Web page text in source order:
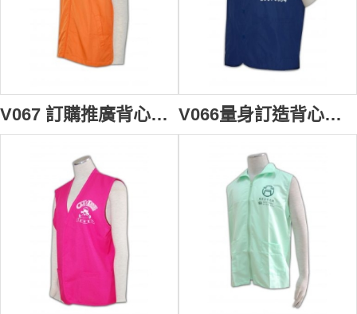
V067 訂購推廣背心褸 設計背心外套 訂製推廣背心褸公司 V066量身訂造背心褸 訂購團體背心外套 訂製背心款式 背心批發商HK